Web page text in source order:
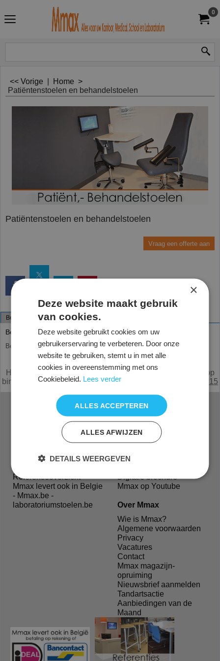
0
<< Vorige Home >
Patiëntenstoelen en behandelstoelen
Patiëntenstoelen en behandelstoelen
Vraag een offerte aan
Beschrijving
Behandelstoelen
Behandelstoelen
Alle prijzen zijn netto, exclusief 21% BTW.
Heeft u een vraag of mist u iets, email of bel met de verkoop
binnendienst Nederland0294 285215 0031294285215
Veelgestelde vragen
Offerte aanvragen
Proefstoel aanvragen
levering
Referentieoverzicht
Mmax levert ook in Belgie
- Mmax.be -
laboratoriumstoelen.be
Service
Zitinstructie
Montage instructie
Onderhoud meubilair
Digitale brochure
Mmax op Youtube
Over Mmax
Wie is Mmax?
Algemene voorwaarden
Privacy
Vacatures
Contact
Mmax magazijn-
opruiming
Nieuwsbrief aanmelden
Tandartsactie
Aanbiedingen van de
Maand
×
Deze website maakt gebruik
van cookies.
Deze website gebruikt cookies om uw
gebruikerservaring te verbeteren. Door onze
website te gebruiken, stemt u in met alle
cookies in overeenstemming met ons
Cookiebeleid. Lees verder
ALLES ACCEPTEREN
ALLES AFWIJZEN
DETAILS WEERGEVEN